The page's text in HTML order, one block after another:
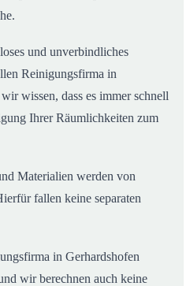
und unverbindliches
Reinigungsfirma in
wissen, dass es immer schnell
Ihrer Räumlichkeiten zum
Materialien werden von
fallen keine separaten
in Gerhardshofen
wir berechnen auch keine